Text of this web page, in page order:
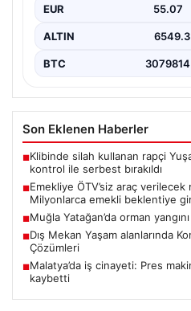
EUR 55.07
ALTIN 6549.3
BTC 3079814
Son Eklenen Haberler
■Klibinde silah kullanan rapçi
kontrol ile serbest bırakıldı
■Emekliye ÖTV’siz araç verilecek
Milyonlarca emekli beklentiye
■Muğla Yatağan’da orman yangını
■Dış Mekan Yaşam alanlarında
Çözümleri
■Malatya’da iş cinayeti: Pres
kaybetti